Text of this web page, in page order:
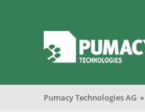
Pumacy Technologies AG »